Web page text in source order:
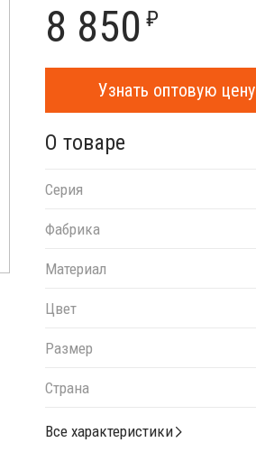
8 850 ₽
Узнать оптовую цену
О товаре
Серия
Фабрика
Материал
Цвет
Размер
Страна
Все характеристики